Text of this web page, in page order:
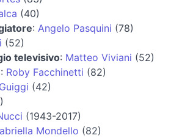
(40)
: Angelo Pasquini (78)
(52)
televisivo: Matteo Viviani (52)
: Roby Facchinetti (82)
(42)
(1943-2017)
Mondello (82)